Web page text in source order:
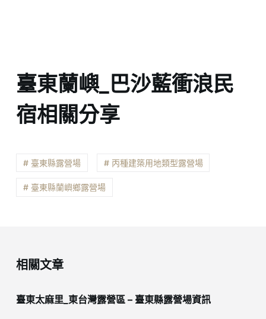
臺東蘭嶼_巴沙藍衝浪民
宿相關分享
# 臺東縣露營場 # 丙種建築用地類型露營場
# 臺東縣蘭嶼鄉露營場
相關文章
臺東太麻里_東台灣露營區 – 臺東縣露營場資訊